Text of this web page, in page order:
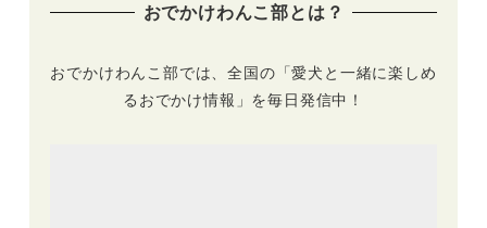
おでかけわんこ部とは？
おでかけわんこ部では、全国の「愛犬と一緒に楽しめ
るおでかけ情報」を毎日発信中！